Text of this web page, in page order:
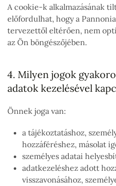
A cookie-k alkalmazásának
előfordulhat, hogy a
tervezettől eltérően, nem
az Ön böngészőjében.
4. Milyen jogok
adatok kezelésével
Önnek joga van:
a tájékoztatáshoz,
hozzáféréshez, másolat
személyes adatai
adatkezeléshez adott
visszavonásához,